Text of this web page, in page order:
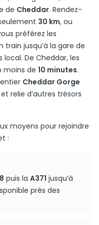
de Cheddar. Rendez-
30 km, ou
préférez les
jusqu’à la gare de
local. De Cheddar, les
moins de 10 minutes.
Cheddar Gorge
relie d’autres trésors
moyens pour rejoindre
:
puis la A371 jusqu’à
près des